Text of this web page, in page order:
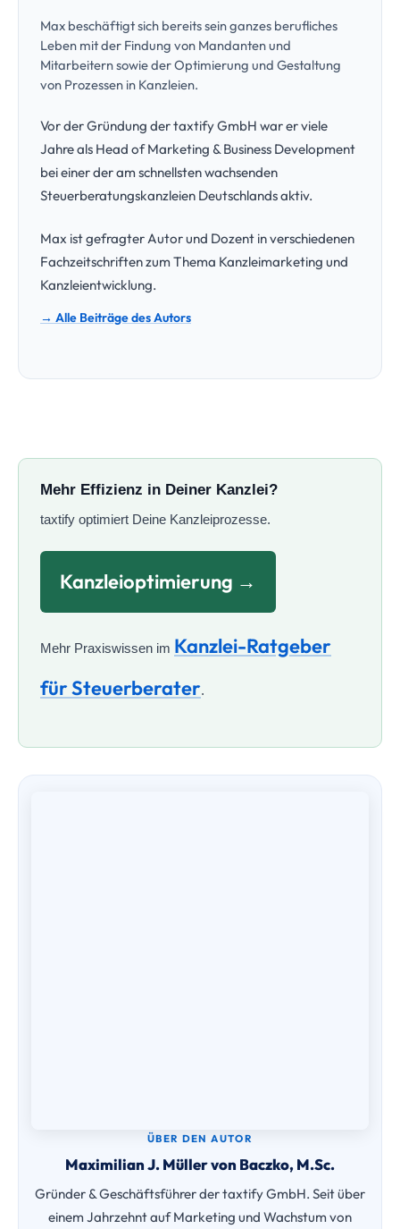
Max beschäftigt sich bereits sein ganzes berufliches
Leben mit der Findung von Mandanten und
Mitarbeitern sowie der Optimierung und Gestaltung
von Prozessen in Kanzleien.
Vor der Gründung der taxtify GmbH war er viele
Jahre als Head of Marketing & Business Development
bei einer der am schnellsten wachsenden
Steuerberatungskanzleien Deutschlands aktiv.
Max ist gefragter Autor und Dozent in verschiedenen
Fachzeitschriften zum Thema Kanzleimarketing und
Kanzleientwicklung.
→ Alle Beiträge des Autors
Mehr Effizienz in Deiner Kanzlei?
taxtify optimiert Deine Kanzleiprozesse.
Kanzleioptimierung →
Mehr Praxiswissen im Kanzlei-Ratgeber
für Steuerberater.
ÜBER DEN AUTOR
Maximilian J. Müller von Baczko, M.Sc.
Gründer & Geschäftsführer der taxtify GmbH. Seit über
einem Jahrzehnt auf Marketing und Wachstum von